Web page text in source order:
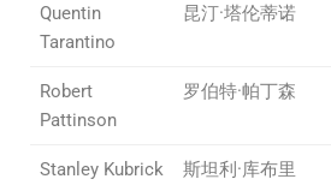
Quentin
Tarantino
昆汀·塔伦蒂诺
Robert
Pattinson
罗伯特·帕丁森
Stanley Kubrick
斯坦利·库布里